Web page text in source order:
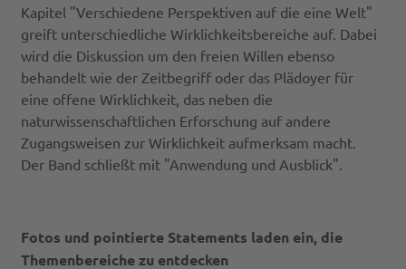
Kapitel "Verschiedene Perspektiven auf die eine Welt"
greift unterschiedliche Wirklichkeitsbereiche auf. Dabei
wird die Diskussion um den freien Willen ebenso
behandelt wie der Zeitbegriff oder das Plädoyer für
eine offene Wirklichkeit, das neben die
naturwissenschaftlichen Erforschung auf andere
Zugangsweisen zur Wirklichkeit aufmerksam macht.
Der Band schließt mit "Anwendung und Ausblick".
Fotos und pointierte Statements laden ein, die
Themenbereiche zu entdecken